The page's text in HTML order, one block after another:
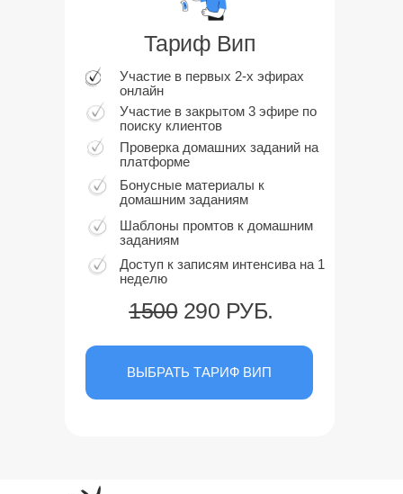
Участие в первых 2-х эфирах
онлайн
Проверка домашних заданий на
платформе
Участие в закрытом 3 эфире по
поиску клиентов
Бонусные материалы к
домашним заданиям
Шаблоны промтов к домашним
заданиям
Доступ к записям интенсива на 1
неделю
Тариф Вип
ВЫБРАТЬ ТАРИФ ВИП
1500290 РУБ.